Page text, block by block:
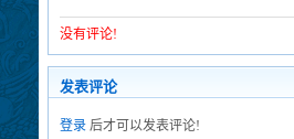
没有评论!
发表评论
登录 后才可以发表评论!